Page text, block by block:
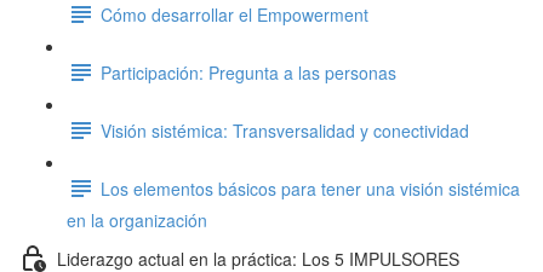
Cómo desarrollar el Empowerment
Participación: Pregunta a las personas
Visión sistémica: Transversalidad y conectividad
Los elementos básicos para tener una visión sistémica
en la organización
Liderazgo actual en la práctica: Los 5 IMPULSORES